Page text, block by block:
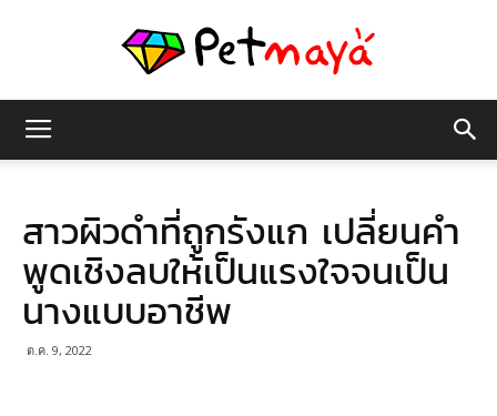
มายา
สาวผิวดำที่ถูกรังแก เปลี่ยนคำ
พูดเชิงลบให้เป็นแรงใจจนเป็น
นางแบบอาชีพ
ต.ค. 9, 2022